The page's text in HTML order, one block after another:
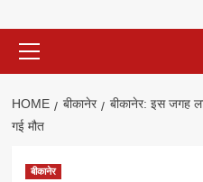
Menu
HOME बीकानेर
बीकानेर: इस जगह
गई मौत
बीकानेर